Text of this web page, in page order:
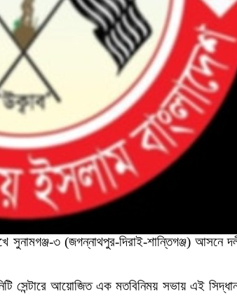
সুনামগঞ্জ-৩ (জগন্নাথপুর-দিরাই-শান্তিগঞ্জ) আসনে
সেন্টারে আয়োজিত এক মতবিনিময় সভায় এই